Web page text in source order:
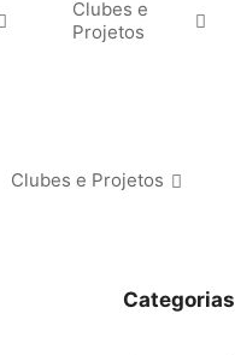
Clubes e
Projetos
Clubes e Projetos
Categorias